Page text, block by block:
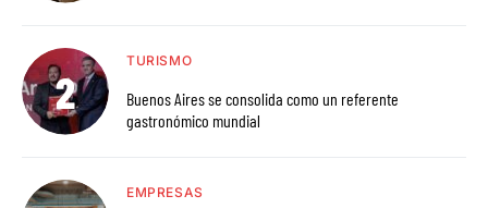
TURISMO
Buenos Aires se consolida como un referente
gastronómico mundial
EMPRESAS